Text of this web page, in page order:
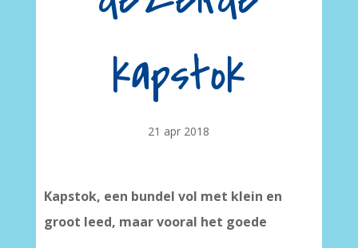
kapstok
21 apr 2018
Kapstok, een bundel vol met klein en
groot leed, maar vooral het goede